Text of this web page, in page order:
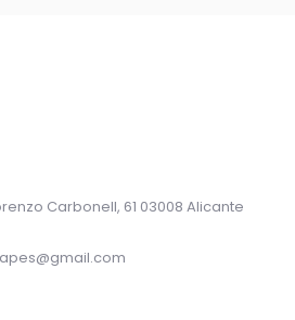
Carbonell, 61 03008 Alicante